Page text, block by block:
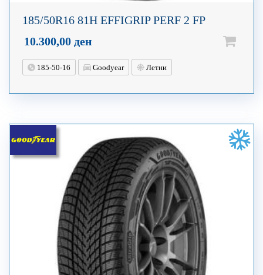
185/50R16 81H EFFIGRIP PERF 2 FP
10.300,00 ден
185-50-16 Goodyear Летни